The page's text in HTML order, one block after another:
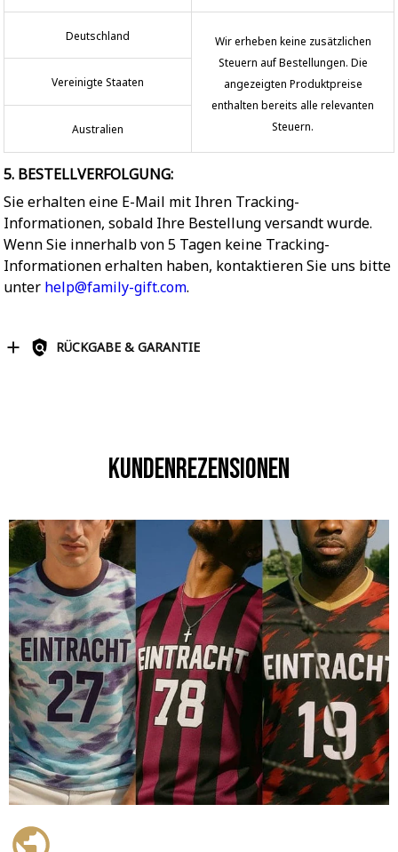
Deutschland
Wir erheben keine zusätzlichen
Steuern auf Bestellungen. Die
angezeigten Produktpreise
enthalten bereits alle relevanten
Steuern.
Vereinigte Staaten
Australien
5. BESTELLVERFOLGUNG:
Sie erhalten eine E-Mail mit Ihren Tracking-
Informationen, sobald Ihre Bestellung versandt wurde.
Wenn Sie innerhalb von 5 Tagen keine Tracking-
Informationen erhalten haben, kontaktieren Sie uns bitte
unter help@family-gift.com.
RÜCKGABE & GARANTIE
Kundenrezensionen